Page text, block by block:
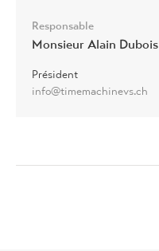
Responsable
Monsieur Alain Dubois
Président
info@timemachinevs.ch